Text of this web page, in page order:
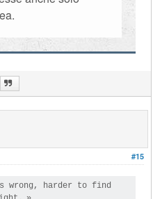
#15
wrong, harder to find